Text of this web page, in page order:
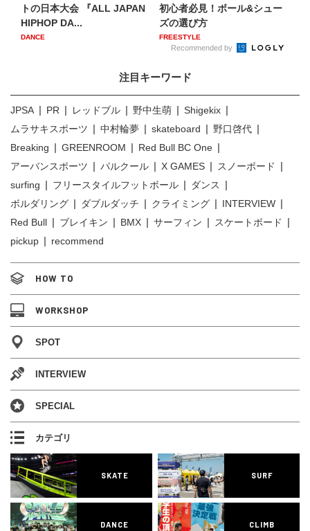
トの日本大会 『ALL JAPAN
HIPHOP DA...
DANCE
初心者必見！ボール&シュー
ズの選び方
FREESTYLE
Recommended by
注目キーワード
JPSA PR レッドブル 野中生萌
Shigekix
ムラサキスポーツ
中村輪夢 skateboard
野口啓代
Breaking
GREENROOM
Red Bull BC One
アーバンスポーツ
パルクール X GAMES
スノーボード
surfing
フリースタイルフットボール
ダンス
ボルダリング
ダブルダッチ クライミング
INTERVIEW
Red Bull
ブレイキン BMX サーフィン
スケートボード
pickup
recommend
HOW TO
WORKSHOP
SPOT
INTERVIEW
SPECIAL
カテゴリ
SKATE SURF
DANCE CLIMB